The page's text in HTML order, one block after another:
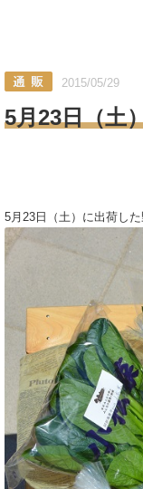
2015/05/29
5月23日（土
5月23日（土）に出荷し